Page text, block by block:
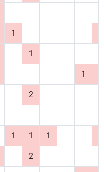
1
1
1
2
1 1 1
2